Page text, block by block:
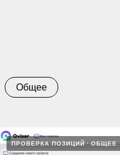
Общее
ПРОВЕРКА ПОЗИЦИЙ ОБЩЕЕ